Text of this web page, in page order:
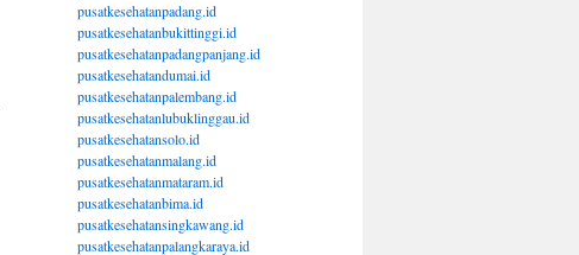
pusatkesehatanpadang.id
pusatkesehatanbukittinggi.id
pusatkesehatanpadangpanjang.id
pusatkesehatandumai.id
pusatkesehatanpalembang.id
pusatkesehatanlubuklinggau.id
pusatkesehatansolo.id
pusatkesehatanmalang.id
pusatkesehatanmataram.id
pusatkesehatanbima.id
pusatkesehatansingkawang.id
pusatkesehatanpalangkaraya.id